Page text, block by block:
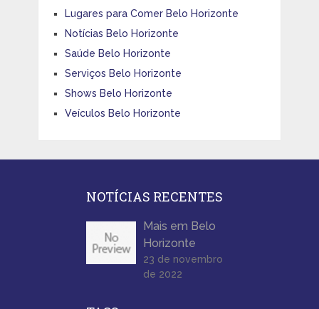
Lugares para Comer Belo Horizonte
Notícias Belo Horizonte
Saúde Belo Horizonte
Serviços Belo Horizonte
Shows Belo Horizonte
Veículos Belo Horizonte
NOTÍCIAS RECENTES
Mais em Belo
Horizonte
23 de novembro
de 2022